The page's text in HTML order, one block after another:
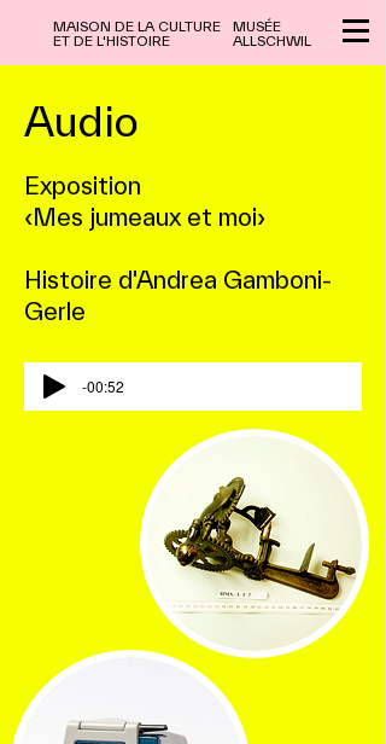
MUSÉE
ALLSCHWIL
MAISON DE LA CULTURE
ET DE L'HISTOIRE
Audio
Exposition
‹Mes jumeaux et moi›
Histoire d'Andrea Gamboni-
Gerle
-00:52